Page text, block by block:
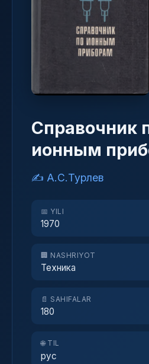
Справочник
ионным
✍️ А.С.Турлев
📅 YILI
1970
🏢 NASHRIYOT
Техника
📄 SAHIFALAR
180
🌐 TIL
рус